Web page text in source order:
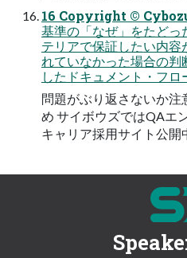
16 Copyright © Cybozu
基準の「なぜ」をたどっ
テリアで保証したい内容
れていなかった場合の判
したドキュメント・フロ
問題がぶり返さないか注
め サイボウズではQAエ
キャリア採用サイト公開